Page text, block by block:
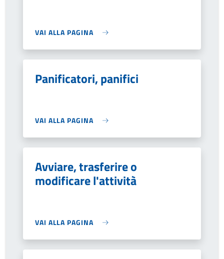
VAI ALLA PAGINA
Panificatori, panifici
VAI ALLA PAGINA
Avviare, trasferire o
modificare l'attività
VAI ALLA PAGINA